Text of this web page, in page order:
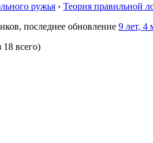
ружья › Теория правильной
последнее обновление 9 лет, 4
всего)